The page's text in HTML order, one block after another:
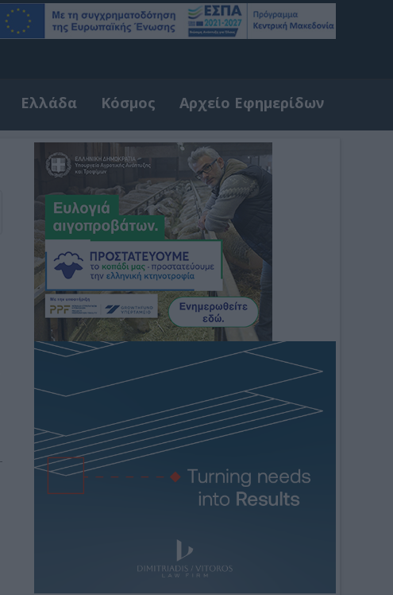
Ελλάδα Κόσμος Αρχείο Εφημερίδων